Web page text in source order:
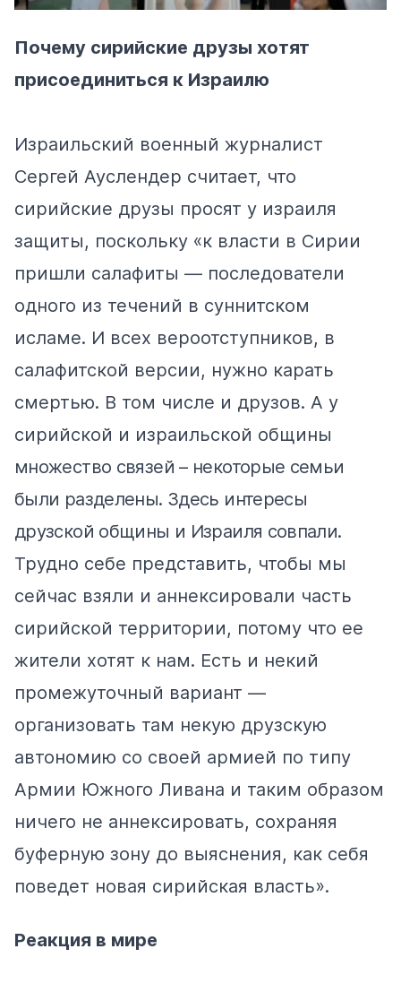
Почему сирийские друзы хотят
присоединиться к Израилю
Израильский военный журналист
Сергей Ауслендер считает, что
сирийские друзы просят у израиля
защиты, поскольку «к власти в Сирии
пришли салафиты — последователи
одного из течений в суннитском
исламе. И всех вероотступников, в
салафитской версии, нужно карать
смертью. В том числе и друзов. А у
сирийской и израильской общины
множество связей – некоторые семьи
были разделены. Здесь интересы
друзской общины и Израиля совпали.
Трудно себе представить, чтобы мы
сейчас взяли и аннексировали часть
сирийской территории, потому что ее
жители хотят к нам. Есть и некий
промежуточный вариант —
организовать там некую друзскую
автономию со своей армией по типу
Армии Южного Ливана и таким образом
ничего не аннексировать, сохраняя
буферную зону до выяснения, как себя
поведет новая сирийская власть».
Реакция в мире